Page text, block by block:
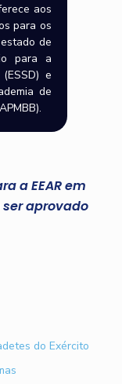
aos
para os
de
para a
e
de
a EEAR em
aprovado
do Exército